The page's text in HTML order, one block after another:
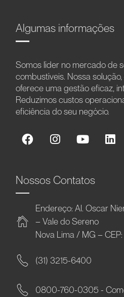
Algumas informações
Somos líder no mercado de
combustíveis. Nossa
oferece uma gestão eficaz,
Reduzimos custos
eficiência do seu negócio.
Nossos Contatos
Endereço: Al. Oscar
– Vale do Sereno
Nova Lima / MG –
(31) 3215-6400
0800-760-0305 -